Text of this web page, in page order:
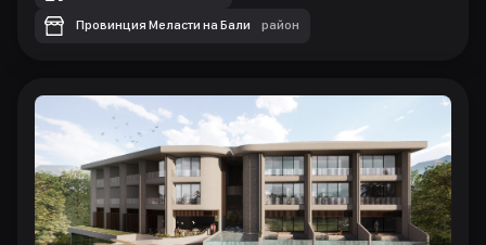
Провинция Меласти на Бали район